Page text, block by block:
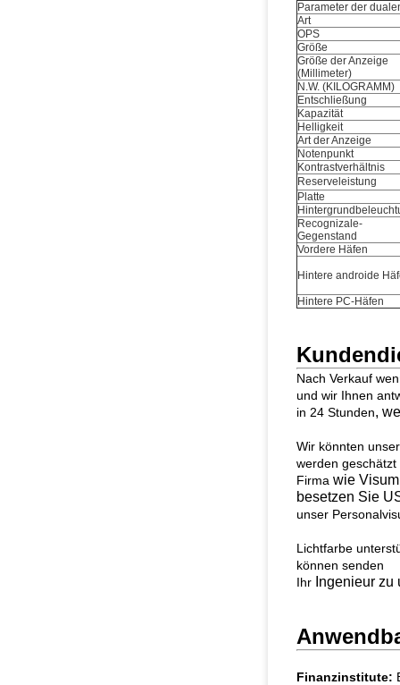
Parameter der
Art
OPS
Größe
Größe der Anzeige
(Millimeter)
N.W. (KILOGRAMM)
Entschließung
Kapazität
Helligkeit
Art der Anzeige
Notenpunkt
Kontrastverhältnis
Reserveleistung
Platte
Recognizale-
Gegenstand
Vordere Häfen
Hintere androide
Hintere PC-Häfen
Nach Verkauf
und wir Ihnen
in 24 Stunden,
Wir könnten
werden geschätzt
Firma wie
besetzen Sie
unser
Lichtfarbe
können senden
Ihr Ingenieur
Finanzinstitute: